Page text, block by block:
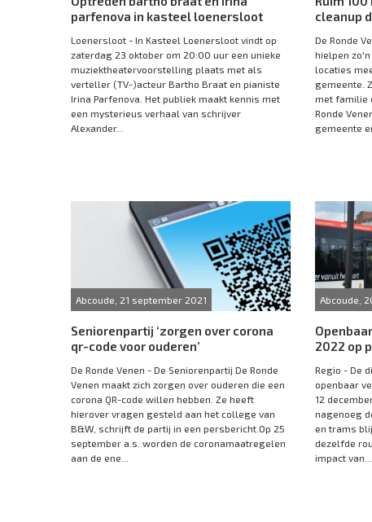
parfenova in kasteel loenersloot
Loenersloot - In Kasteel Loenersloot vindt op
zaterdag 23 oktober om 20:00 uur een unieke
muziektheatervoorstelling plaats met als
verteller (TV-)acteur Bartho Braat en pianiste
Irina Parfenova. Het publiek maakt kennis met
een mysterieus verhaal van schrijver
Alexander...
cleanup
De Ronde
hielpen zo'n
locaties
gemeente.
met familie
Ronde
gemeente
Abcoude, 21 september 2021
Seniorenpartij ‘zorgen over corona
qr-code voor ouderen’
De Ronde Venen - De Seniorenpartij De Ronde
Venen maakt zich zorgen over ouderen die een
corona QR-code willen hebben. Ze heeft
hierover vragen gesteld aan het college van
B&W, schrijft de partij in een persbericht.Op 25
september a.s. worden de coronamaatregelen
aan de ene...
Abcoude,
2022 op
Regio - De
openbaar
12
nagenoeg
en trams
dezelfde
impact van...